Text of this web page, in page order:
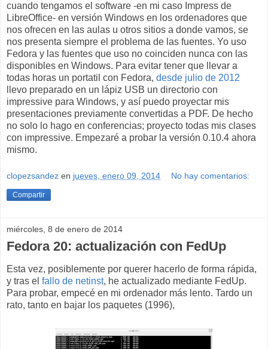
cuando tengamos el software -en mi caso Impress de
LibreOffice- en versión Windows en los ordenadores que
nos ofrecen en las aulas u otros sitios a donde vamos, se
nos presenta siempre el problema de las fuentes. Yo uso
Fedora y las fuentes que uso no coinciden nunca con las
disponibles en Windows. Para evitar tener que llevar a
todas horas un portatil con Fedora, desde julio de 2012
llevo preparado en un lápiz USB un directorio con
impressive para Windows, y así puedo proyectar mis
presentaciones previamente convertidas a PDF. De hecho
no solo lo hago en conferencias; proyecto todas mis clases
con impressive. Empezaré a probar la versión 0.10.4 ahora
mismo.
clopezsandez en jueves, enero 09, 2014 No hay comentarios:
Compartir
miércoles, 8 de enero de 2014
Fedora 20: actualización con FedUp
Esta vez, posiblemente por querer hacerlo de forma rápida,
y tras el fallo de netinst, he actualizado mediante FedUp.
Para probar, empecé en mi ordenador más lento. Tardo un
rato, tanto en bajar los paquetes (1996),